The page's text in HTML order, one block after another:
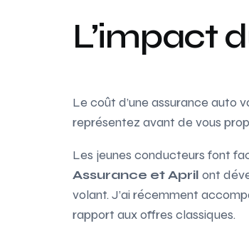
L’impact
Le coût d’une assurance auto
représentez avant de vous
Les jeunes conducteurs font
Assurance et April ont
volant. J’ai récemment
rapport aux offres classiques.